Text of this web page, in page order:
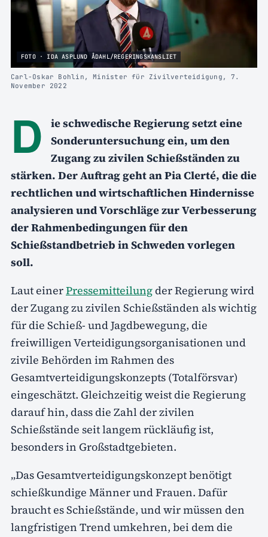
FOTO · IDA ASPLUND ÅDAHL/REGERINGSKANSLIET
Carl-Oskar Bohlin, Minister für Zivilverteidigung, 7.
November 2022
D
ie schwedische Regierung setzt eine
Sonderuntersuchung ein, um den
Zugang zu zivilen Schießständen zu
stärken. Der Auftrag geht an Pia Clerté, die die
rechtlichen und wirtschaftlichen Hindernisse
analysieren und Vorschläge zur Verbesserung
der Rahmenbedingungen für den
Schießstandbetrieb in Schweden vorlegen
soll.
Laut einerPressemitteilungder Regierung wird
der Zugang zu zivilen Schießständen als wichtig
für die Schieß- und Jagdbewegung, die
freiwilligen Verteidigungsorganisationen und
zivile Behörden im Rahmen des
Gesamtverteidigungskonzepts (Totalförsvar)
eingeschätzt. Gleichzeitig weist die Regierung
darauf hin, dass die Zahl der zivilen
Schießstände seit langem rückläufig ist,
besonders in Großstadtgebieten.
„Das Gesamtverteidigungskonzept benötigt
schießkundige Männer und Frauen. Dafür
braucht es Schießstände, und wir müssen den
langfristigen Trend umkehren, bei dem die